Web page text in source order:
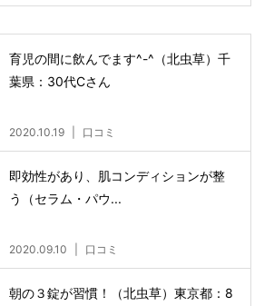
育児の間に飲んでます^-^（北虫草）千
葉県：30代Cさん
2020.10.19 口コミ
即効性があり、肌コンディションが整
う（セラム・パウ...
2020.09.10 口コミ
朝の３錠が習慣！（北虫草）東京都：8